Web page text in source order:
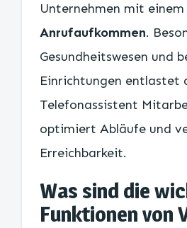
Unternehmen mit einem
Anrufaufkommen.
Gesundheitswesen und
Einrichtungen entlastet
Telefonassistent
optimiert Abläufe und
Erreichbarkeit.
Was sind die
Funktionen von